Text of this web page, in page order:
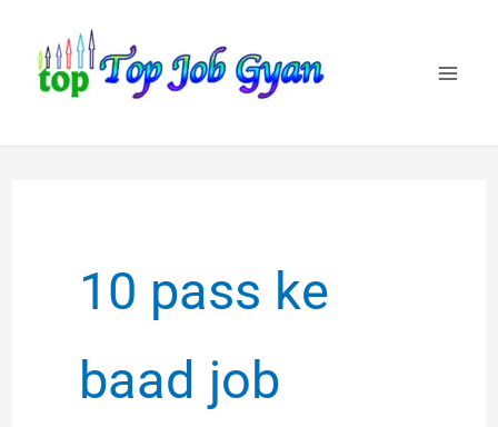
content
10 pass ke
baad job